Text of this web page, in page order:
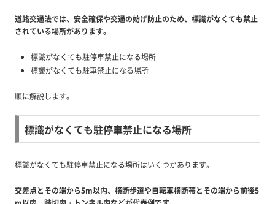
道路交通法では、安全確保や交通の妨げ防止のため、標識がなくても禁止
されている場所があります。
標識がなくても駐停車禁止になる場所
標識がなくても駐車禁止になる場所
順に解説します。
標識がなくても駐停車禁止になる場所
標識がなくても駐停車禁止になる場所はいくつかあります。
交差点とその端から5m以内、横断歩道や自転車横断帯とその端から前後5